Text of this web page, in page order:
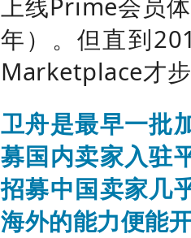
上线Prime会员
年）。但直到
Marketplace才
卫舟是最早一批
募国内卖家入驻
招募中国卖家几
海外的能力便能